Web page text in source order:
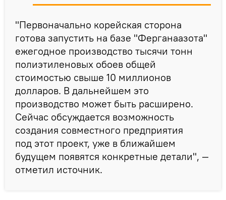
"Первоначально корейская сторона
готова запустить на базе "Ферганаазота"
ежегодное производство тысячи тонн
полиэтиленовых обоев общей
стоимостью свыше 10 миллионов
долларов. В дальнейшем это
производство может быть расширено.
Сейчас обсуждается возможность
создания совместного предприятия
под этот проект, уже в ближайшем
будущем появятся конкретные детали", —
отметил источник.